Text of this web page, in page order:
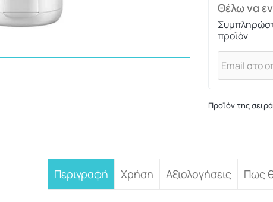
Θέλω να
προϊόν
Προϊόν της
Περιγραφή Χρήση Αξιολογήσεις Πως